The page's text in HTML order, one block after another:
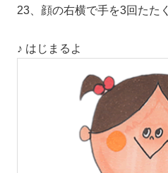
23、顔の右横で手を3回たたく
♪ はじまるよ